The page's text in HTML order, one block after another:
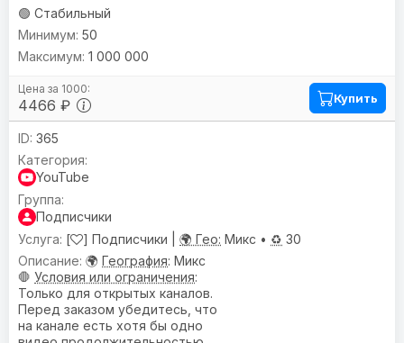
🟢 Стабильный
4466 ₽
50
1 000 000
Купить
365
YouTube
Подписчики
[
] Подписчики | 🌍 Гео: Микс • ♻️ 30
🌍 География: Микс
🛑 Условия или ограничения:
Только для открытых каналов.
Перед заказом убедитесь, что
на канале есть хотя бы одно